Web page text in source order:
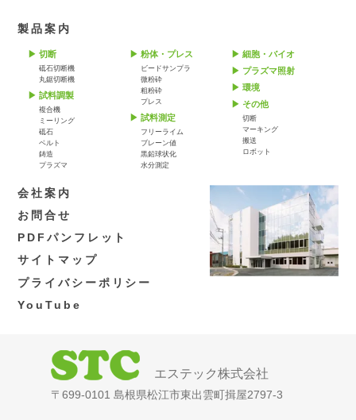
製品案内
切断
砥石切断機
丸鋸切断機
試料調製
複合機
ミーリング
砥石
ベルト
鋳造
プラズマ
粉体・プレス
ビードサンプラ
微粉砕
粗粉砕
プレス
試料測定
フリーライム
ブレーン値
黒鉛球状化
水分測定
細胞・バイオ
プラズマ照射
環境
その他
切断
マーキング
搬送
ロボット
会社案内
お問合せ
PDFパンフレット
サイトマップ
プライバシーポリシー
YouTube
エステック株式会社
〒699-0101 島根県松江市東出雲町揖屋2797-3